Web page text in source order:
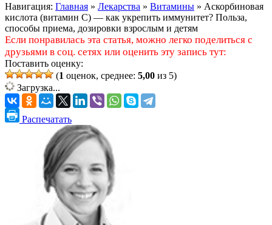
Навигация: Главная » Лекарства » Витамины » Аскорбиновая
кислота (витамин C) — как укрепить иммунитет? Польза,
способы приема, дозировки взрослым и детям
Если понравилась эта статья, можно легко поделиться с
друзьями в соц. сетях или оценить эту запись тут:
Поставить оценку:
(1 оценок, среднее: 5,00 из 5)
Загрузка...
Распечатать